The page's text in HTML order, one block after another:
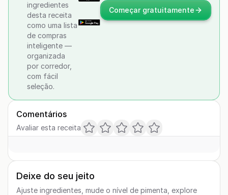
ingredientes
desta receita
como uma lista
de compras
inteligente —
organizada
por corredor,
com fácil
seleção.
Começar gratuitamente
Comentários
Avaliar esta receita
Deixe do seu jeito
Ajuste ingredientes, mude o nível de pimenta, explore